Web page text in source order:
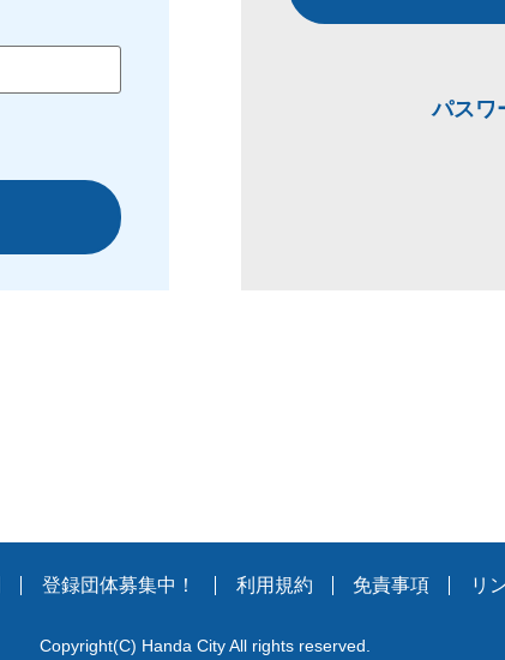
パスワ
登録団体募集中！ 利用規約 免責事項 リ
Copyright(C) Handa City All rights reserved.